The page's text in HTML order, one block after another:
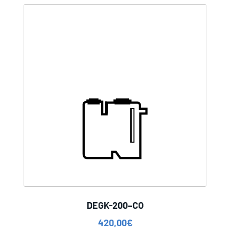
DEGK-200–CO
420,00€